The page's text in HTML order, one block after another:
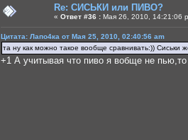
Re: СИСЬКИ или ПИВО?
« Ответ #36 : Мая 26, 2010, 14:21:06
Цитата: Лапо4ка от Мая 25, 2010, 02:40:56 am
та ну как можно такое вообще сравнивать:)) Сиськи
+1 А учитывая что пиво я вобще не